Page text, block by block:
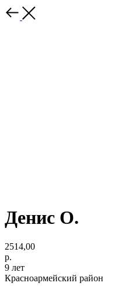
Денис О.
2514,00
р.
9 лет
Красноармейский район